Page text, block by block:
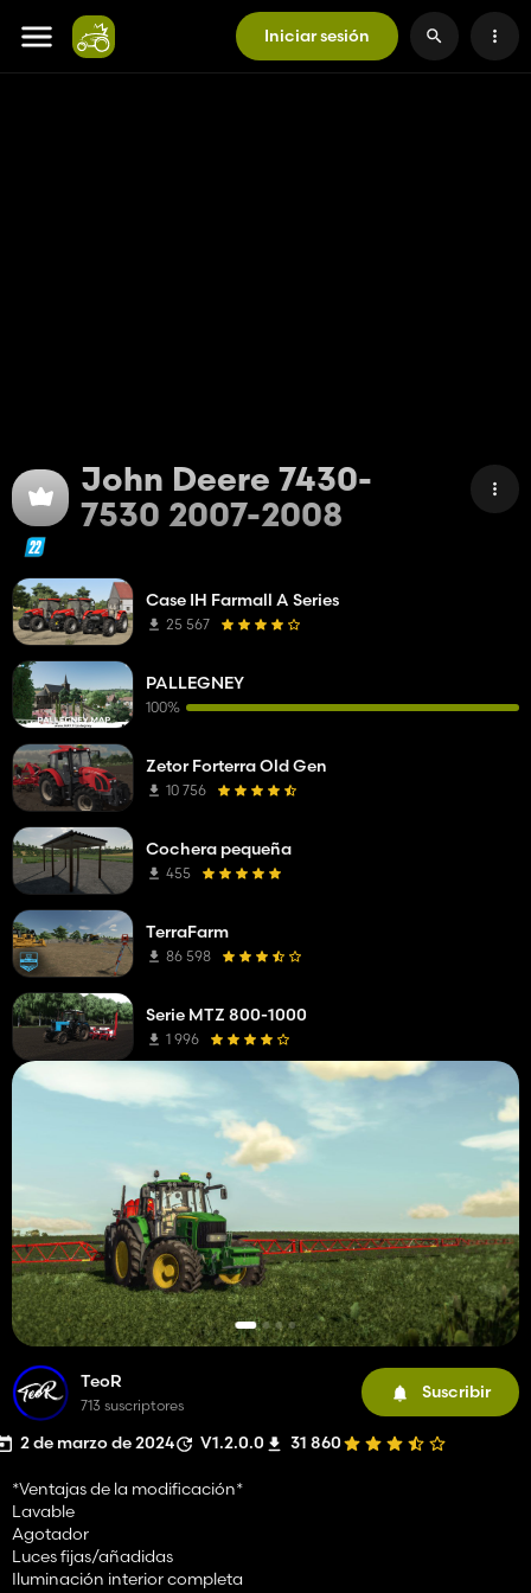
Iniciar sesión
John Deere 7430-
7530 2007-2008
TeoR
713 suscriptores
Suscribir
2 de marzo de 2024 V1.2.0.0 31 860
*Ventajas de la modificación*
Lavable
Agotador
Luces fijas/añadidas
Iluminación interior completa
Case IH Farmall A Series
25 567
PALLEGNEY
100%
Zetor Forterra Old Gen
10 756
Cochera pequeña
455
TerraFarm
86 598
Serie MTZ 800-1000
1 996